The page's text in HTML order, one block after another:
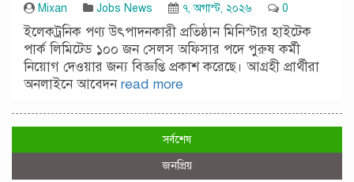
Mixan Jobs News ৭, অগাস্ট, ২০২৬ 0
ইলেকট্রনিক পণ্য উৎপাদনকারী প্রতিষ্ঠান মিনিস্টার হাইটেক
পার্ক লিমিটেড ১০০ জন সেলস অফিসার পদে পুরুষ কর্মী
নিয়োগ দেওয়ার জন্য বিজ্ঞপ্তি প্রকাশ করেছে। আগ্রহী প্রার্থীরা
অনলাইনে আবেদনread more
সর্বশেষ
জনপ্রিয়